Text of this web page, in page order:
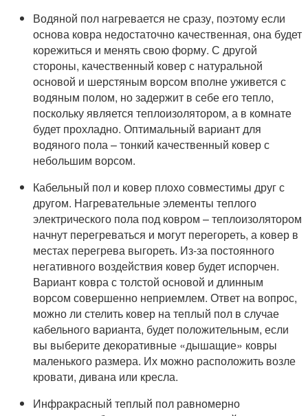
Водяной пол нагревается не сразу, поэтому если
основа ковра недостаточно качественная, она будет
корежиться и менять свою форму. С другой
стороны, качественный ковер с натуральной
основой и шерстяным ворсом вполне уживется с
водяным полом, но задержит в себе его тепло,
поскольку является теплоизолятором, а в комнате
будет прохладно. Оптимальный вариант для
водяного пола – тонкий качественный ковер с
небольшим ворсом.
Кабельный пол и ковер плохо совместимы друг с
другом. Нагревательные элементы теплого
электрического пола под ковром – теплоизолятором
начнут перегреваться и могут перегореть, а ковер в
местах перегрева выгореть. Из-за постоянного
негативного воздействия ковер будет испорчен.
Вариант ковра с толстой основой и длинным
ворсом совершенно неприемлем. Ответ на вопрос,
можно ли стелить ковер на теплый пол в случае
кабельного варианта, будет положительным, если
вы выберите декоративные «дышащие» ковры
маленького размера. Их можно расположить возле
кровати, дивана или кресла.
Инфракрасный теплый пол равномерно